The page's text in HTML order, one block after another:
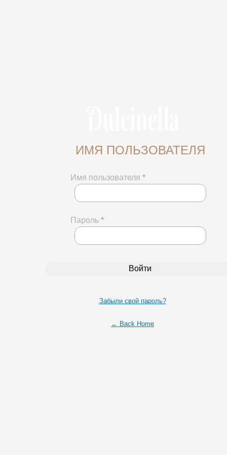
ИМЯ ПОЛЬЗОВАТЕЛЯ
Имя пользователя *
Пароль *
Забыли свой пароль?
← Back Home